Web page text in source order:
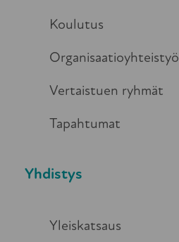
Koulutus
Organisaatioyhteistyö
Vertaistuen ryhmät
Tapahtumat
Yhdistys
Yleiskatsaus
Tässä osiossa